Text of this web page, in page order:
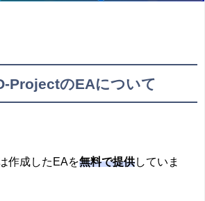
ProjectのEAについて
作成したEAを無料で提供していま